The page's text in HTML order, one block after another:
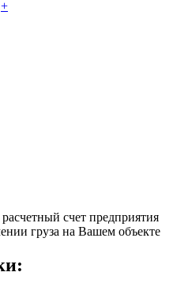
+
счет предприятия
груза на Вашем объекте